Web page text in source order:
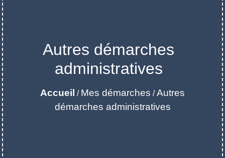
Autres démarches
administratives
Accueil / Mes démarches /Autres
démarches administratives